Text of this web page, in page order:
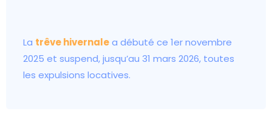
La trêve hivernalea débuté ce 1er novembre
2025 et suspend, jusqu’au 31 mars 2026, toutes
les expulsions locatives.